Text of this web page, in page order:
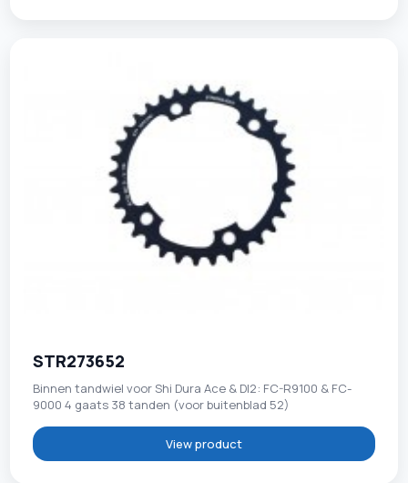
STR273652
Binnen tandwiel voor Shi Dura Ace & DI2: FC-R9100 & FC-
9000 4 gaats 38 tanden (voor buitenblad 52)
View product